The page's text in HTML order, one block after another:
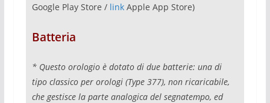
Google Play Store / linkApple App Store)
Batteria
* Questo orologio è dotato di due batterie: una di
tipo classico per orologi (Type 377), non ricaricabile,
che gestisce la parte analogica del segnatempo, ed